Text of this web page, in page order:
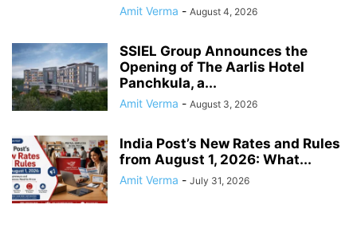
Amit Verma - August 4, 2026
SSIEL Group Announces the
Opening of The Aarlis Hotel
Panchkula, a...
Amit Verma - August 3, 2026
India Post’s New Rates and Rules
from August 1, 2026: What...
Amit Verma - July 31, 2026